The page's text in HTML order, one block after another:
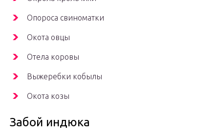
Опороса свиноматки
Окота овцы
Отела коровы
Выжеребки кобылы
Окота козы
Забой индюка